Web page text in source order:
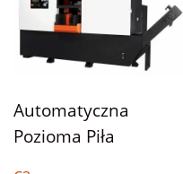
(kwadratowe) cięcie,
przechowywanie...
Automatyczna
Pozioma Piła